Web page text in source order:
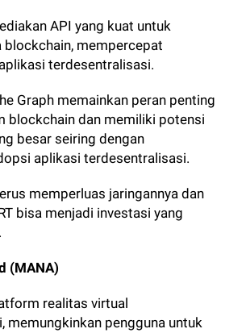
API yang kuat untuk
blockchain, mempercepat
terdesentralisasi.
Graph memainkan peran penting
blockchain dan memiliki potensi
besar seiring dengan
aplikasi terdesentralisasi.
memperluas jaringannya dan
bisa menjadi investasi yang
(MANA)
realitas virtual
memungkinkan pengguna untuk